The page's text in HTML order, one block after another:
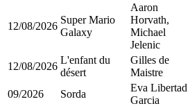
12/08/2026
Super Mario
Galaxy
Aaron
Horvath,
Michael
Jelenic
12/08/2026
L'enfant du
désert
Gilles de
Maistre
09/2026 Sorda
Eva Libertad
Garcia